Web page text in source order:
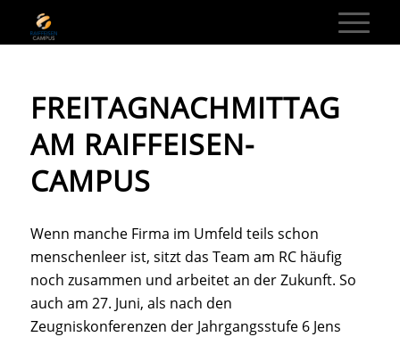
FREITAGNACHMITTAG
AM RAIFFEISEN-
CAMPUS
Wenn manche Firma im Umfeld teils schon
menschenleer ist, sitzt das Team am RC häufig
noch zusammen und arbeitet an der Zukunft. So
auch am 27. Juni, als nach den
Zeugniskonferenzen der Jahrgangsstufe 6 Jens